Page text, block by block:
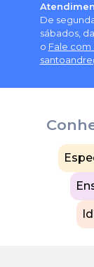
De
sábados,
o Fale com